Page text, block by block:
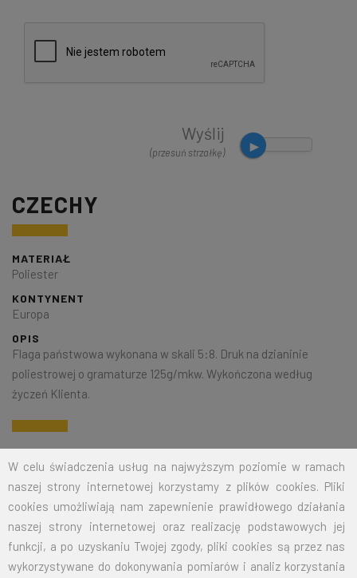
W celu świadczenia usług na najwyższym poziomie w ramach
naszej strony internetowej korzystamy z plików cookies. Pliki
cookies umożliwiają nam zapewnienie prawidłowego działania
naszej strony internetowej oraz realizację podstawowych jej
funkcji, a po uzyskaniu Twojej zgody, pliki cookies są przez nas
wykorzystywane do dokonywania pomiarów i analiz korzystania
Wyślij
(przesuń strzałkę)
CZECHY
MATERIAŁ
Poliester
KONTYNENT
Europa
OPIS
Flaga państwowa wykonana w skali 5:8. Druk na dzianinie
poliestrowej o gramaturze 125g/mkw. Wykończona według
życzeń Klienta.
flagi. Przy zamówieniu większej ilości cena zostanie wyliczona
indywidualnie.
ROZMIAR CENA NETTO CENA BRUTTO
15X24 12,50 15,37